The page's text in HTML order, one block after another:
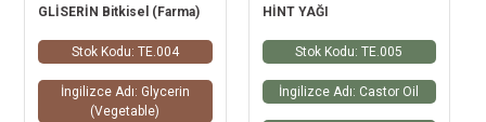
GLİSERİN Bitkisel (Farma)
Stok Kodu: TE.004
İngilizce Adı: Glycerin
(Vegetable)
HİNT YAĞI
Stok Kodu: TE.005
İngilizce Adı: Castor Oil